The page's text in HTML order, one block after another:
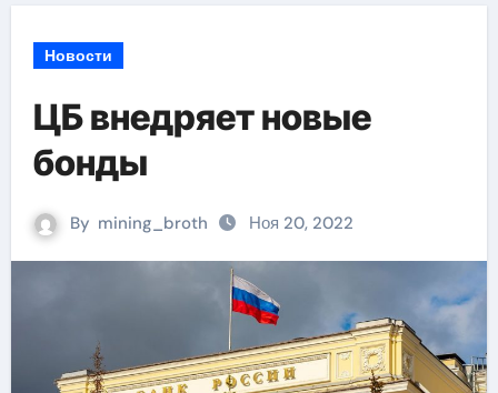
Новости
ЦБ внедряет новые
бонды
By mining_broth Ноя 20, 2022